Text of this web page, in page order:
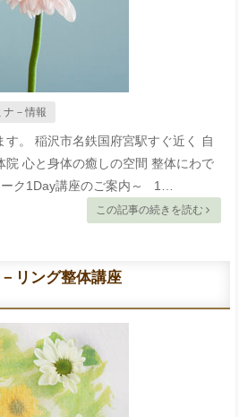
ナ－情報
す。 稲沢市名鉄国府宮駅すぐ近く 自
院 心と身体の癒しの空間 整体にわで
1Day講座のご案内～ 1…
この記事の続きを読む
リング整体講座